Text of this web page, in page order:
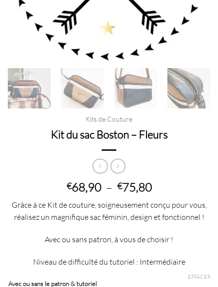
Kits de Couture
Kit du sac Boston – Fleurs
€68,90 – €75,80Plage
prix :
€68,90
à
€75,80
Grâce à ce Kit de couture, soigneusement conçu pour vous,
réalisez un magnifique sac féminin, design et fonctionnel !
Avec ou sans patron, à vous de choisir !
Niveau de difficulté du tutoriel : Intermédiaire
Avec ou sans le patron & tutoriel
EFFACER